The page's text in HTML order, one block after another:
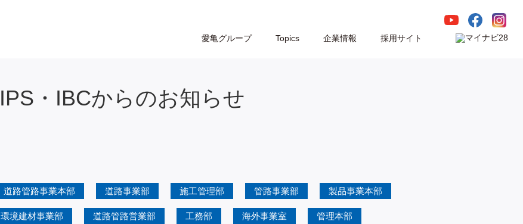
愛亀グループ Topics 企業情報 採用サイト
IPS・IBCからのお知らせ
道路管路事業本部 道路事業部 施工管理部 管路事業部 製品事業本部
環境建材事業部 道路管路営業部 工務部 海外事業室 管理本部